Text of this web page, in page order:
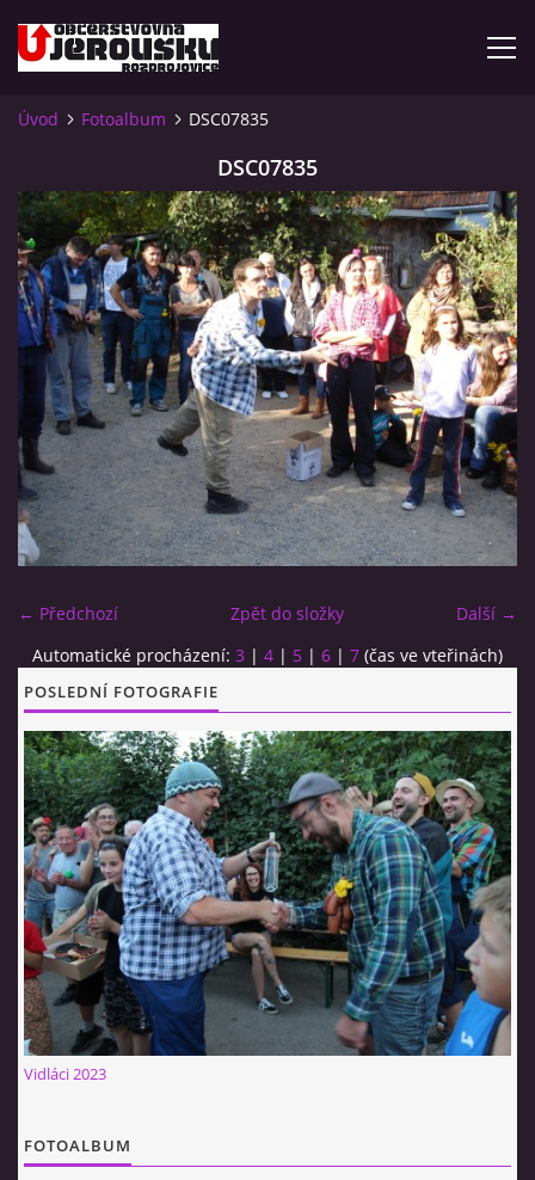
KDE NÁS NAJDETE?
VIDLÁCKÝ VÍCEBOJ 2023 - VIDEO
OTEVÍRACÍ DOBA
VIDLÁCKÝ VÍCEBOJ 2020 - ČLÁNEK Z ROZDROJOVICKÉ
DRBNY 4/2020
VIDLÁCKÝ VÍCEBOJ 2020 - VIDEO
CO SI U NÁS DÁTE?
STUDENÁ KUCHYNĚ
FOTOALBUM
CESTA KOLEM SVĚTA 2014 - VIDEO
VIDLÁCKÝ VÍCEBOJ 2023
CENÍK
Šafránka 182E
Úvod Fotoalbum DSC07835
DSC07835
← Předchozí Další →
Zpět do složky
Automatické procházení: 3 | 4 | 5 | 6 | 7 (čas ve vteřinách)
POSLEDNÍ FOTOGRAFIE
Vidláci 2023
FOTOALBUM